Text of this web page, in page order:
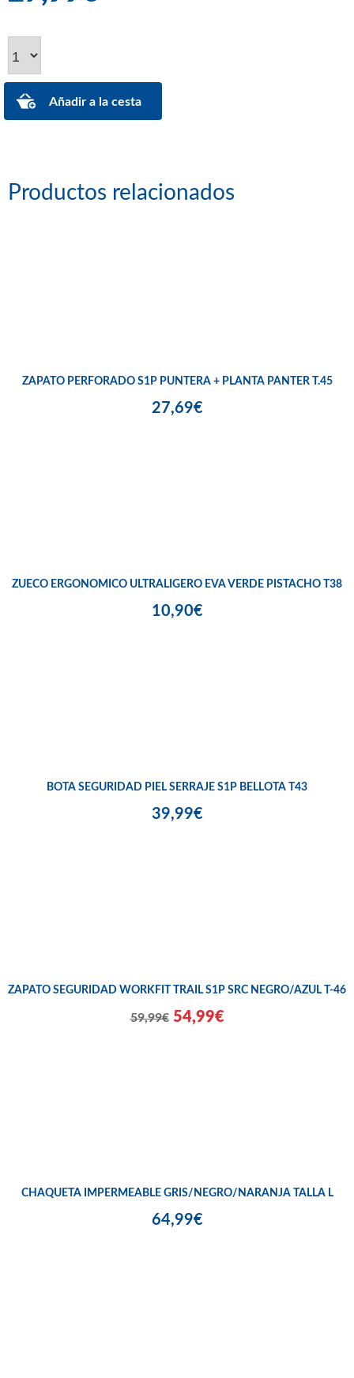
Productos relacionados
ZAPATO PERFORADO S1P PUNTERA + PLANTA PANTER T.45
27,69€
ZUECO ERGONOMICO ULTRALIGERO EVA VERDE PISTACHO T38
10,90€
BOTA SEGURIDAD PIEL SERRAJE S1P BELLOTA T43
39,99€
ZAPATO SEGURIDAD WORKFIT TRAIL S1P SRC NEGRO/AZUL T-46
59,99€ 54,99€
CHAQUETA IMPERMEABLE GRIS/NEGRO/NARANJA TALLA L
64,99€